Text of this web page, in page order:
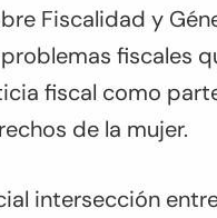
Fiscalidad y
fiscales
fiscal como
de la mujer.
intersección